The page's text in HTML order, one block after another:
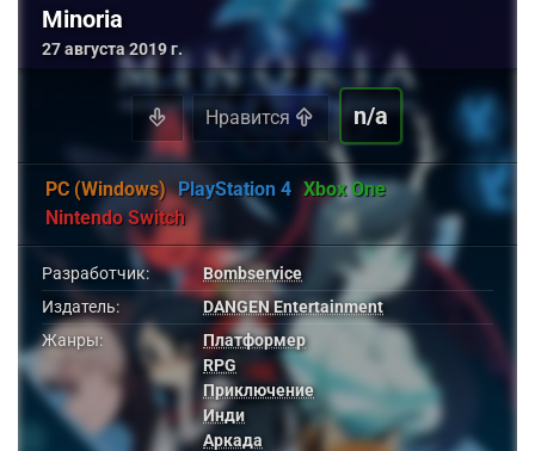
Minoria
27 августа 2019 г.
Нравится n/a
PC (Windows) PlayStation 4 Xbox One
Nintendo Switch
Разработчик:
Bombservice
Издатель:
DANGEN Entertainment
Жанры:
Платформер
RPG
Приключение
Инди
Аркада